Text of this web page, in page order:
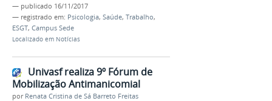
— publicado 16/11/2017
— registrado em: Psicologia, Saúde, Trabalho,
ESGT, Campus Sede
Localizado em Notícias
Univasf realiza 9º Fórum de
Mobilização Antimanicomial
por Renata Cristina de Sá Barreto Freitas